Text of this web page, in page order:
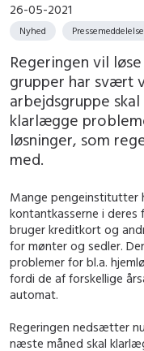
26-05-2021
Nyhed Pressemeddelelse
Regeringen vil
grupper har svært
arbejdsgruppe
klarlægge
løsninger, som
med.
Mange
kontantkasserne i deres
bruger kreditkort og
for mønter og sedler.
problemer for bl.a.
fordi de af forskellige
automat.
Regeringen nedsætter
næste måned skal